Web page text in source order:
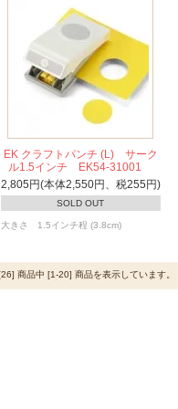
EK クラフトパンチ (L) サーク
ル1.5インチ EK54-31001
2,805円(本体2,550円、税255円)
SOLD OUT
大きさ 1.5インチ程 (3.8cm)
商品中 [1-20] 商品を表示しています。